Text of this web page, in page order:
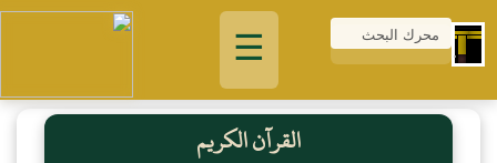
☰
القرآن الكريم